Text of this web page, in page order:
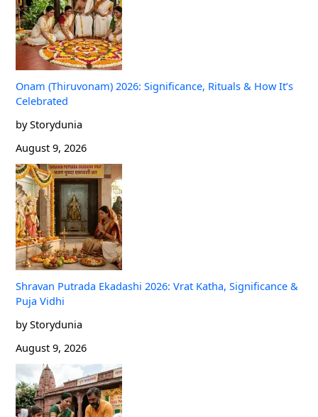
Onam (Thiruvonam) 2026: Significance, Rituals & How It’s
Celebrated
by Storydunia
August 9, 2026
Shravan Putrada Ekadashi 2026: Vrat Katha, Significance &
Puja Vidhi
by Storydunia
August 9, 2026